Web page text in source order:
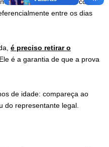
a leitura biométrica, como
entre os dias
é preciso retirar o
é a garantia de que a prova
de idade: compareça ao
do representante legal.